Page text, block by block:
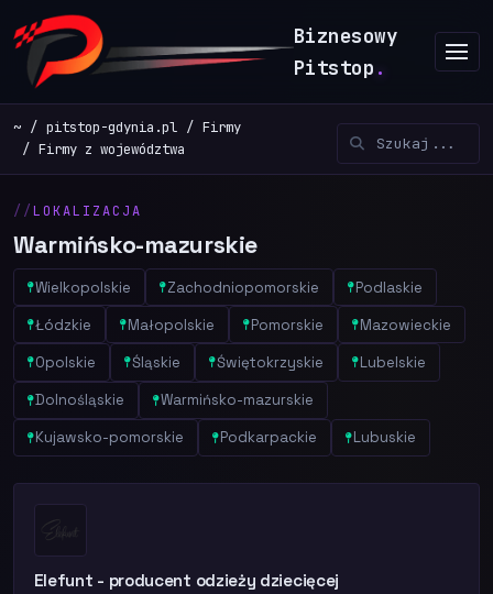
Biznesowy
Pitstop .
~ pitstop-gdynia.pl
Firmy
Firmy z województwa
LOKALIZACJA
Warmińsko-mazurskie
Wielkopolskie Zachodniopomorskie Podlaskie
Łódzkie Małopolskie Pomorskie Mazowieckie
Opolskie Śląskie Świętokrzyskie Lubelskie
Dolnośląskie Warmińsko-mazurskie
Kujawsko-pomorskie Podkarpackie Lubuskie
Elefunt - producent odzieży dziecięcej